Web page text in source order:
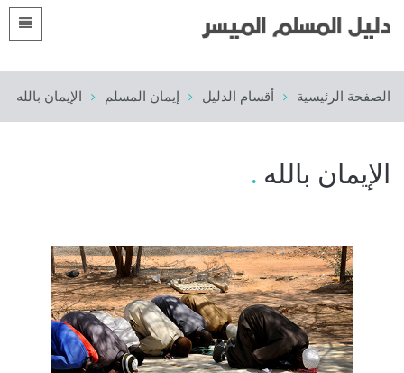
مقدمات Shqip
简体中文
English
Français
Hausa
الصفحة الرئيسية أقسام الدليل إيمان المسلم الإيمان بالله
الإيمان بالله